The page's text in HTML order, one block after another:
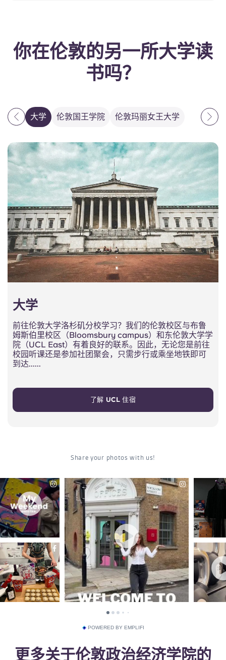
你在伦敦的另一所大学读
书吗？
大学 伦敦国王学院 伦敦玛丽女王大学
大学
前往伦敦大学洛杉矶分校学习？我们的伦敦校区与布鲁
姆斯伯里校区（Bloomsbury campus）和东伦敦大学学
院（UCL East）有着良好的联系。因此，无论您是前往
校园听课还是参加社团聚会，只需步行或乘坐地铁即可
到达......
了解 UCL 住宿
POWERED BY EMPLIFI
更多关于伦敦政治经济学院的